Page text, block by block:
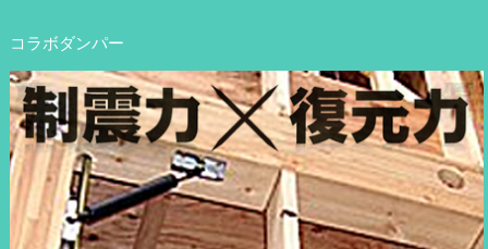
コラボダンパー